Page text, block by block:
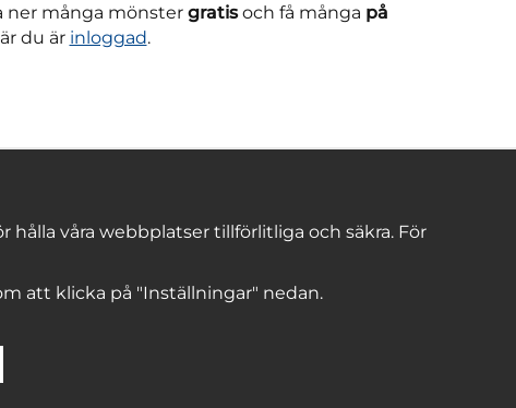
ner många mönster gratisoch få många på
du är inloggad.
våra webbplatser tillförlitliga och säkra. För
att klicka på "Inställningar" nedan.